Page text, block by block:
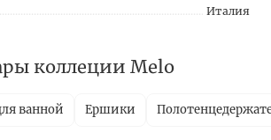
Италия
коллеции Melo
ванной Ершики